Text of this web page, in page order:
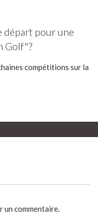
départ pour une
Golf"?
compétitions sur la
un commentaire.